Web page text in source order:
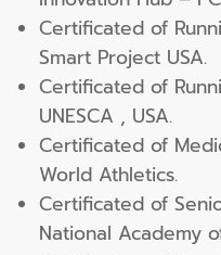
Certificated of
Smart Project USA.
Certificated of
UNESCA , USA.
Certificated of
World Athletics.
Certificated of
National Academy